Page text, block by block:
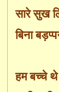
सारे सुख
बिना
हम बच्चे